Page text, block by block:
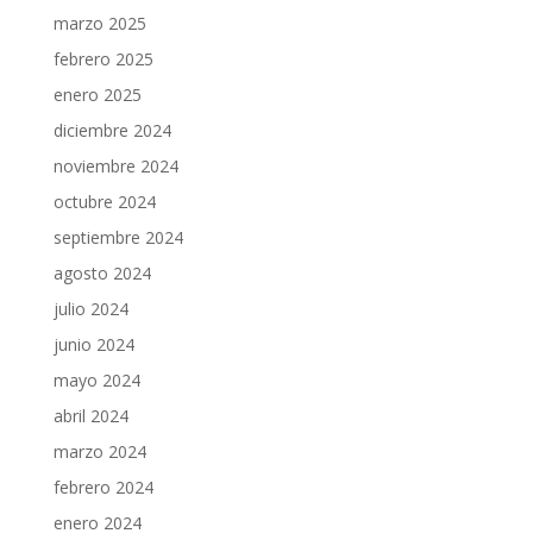
marzo 2025
febrero 2025
enero 2025
diciembre 2024
noviembre 2024
octubre 2024
septiembre 2024
agosto 2024
julio 2024
junio 2024
mayo 2024
abril 2024
marzo 2024
febrero 2024
enero 2024